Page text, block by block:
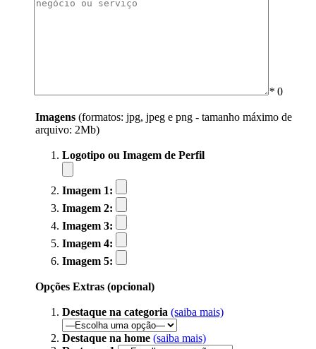
* 0
Imagens (formatos: jpg, jpeg e png - tamanho máximo de
arquivo: 2Mb)
Logotipo ou Imagem de Perfil
Imagem 1:
Imagem 2:
Imagem 3:
Imagem 4:
Imagem 5:
Opções Extras (opcional)
Destaque na categoria (saiba mais)
Destaque na home (saiba mais)